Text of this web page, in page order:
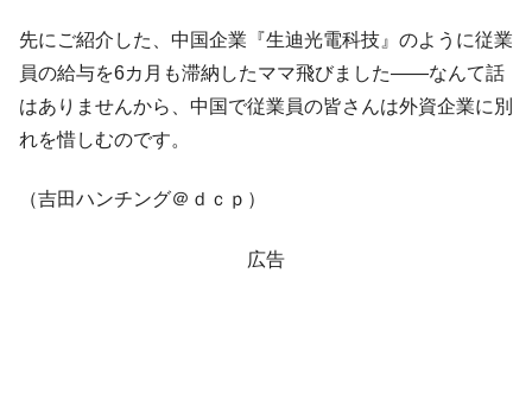
先にご紹介した、中国企業『生迪光電科技』のように従業
員の給与を6カ月も滞納したママ飛びました――なんて話
はありませんから、中国で従業員の皆さんは外資企業に別
れを惜しむのです。
（吉田ハンチング＠ｄｃｐ）
広告